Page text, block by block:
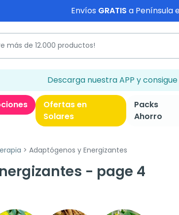
Envíos GRATIS a Península
Descarga nuestra APP y consigue
Ofertas en
Solares
Packs
Ahorro
Adaptógenos y Energizantes
- page 4